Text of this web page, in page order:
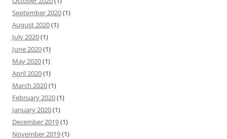
September 2020(1)
August 2020(1)
July 2020(1)
June 2020(1)
May 2020(1)
April 2020(1)
March 2020(1)
February 2020(1)
January 2020(1)
December 2019(1)
November 2019(1)